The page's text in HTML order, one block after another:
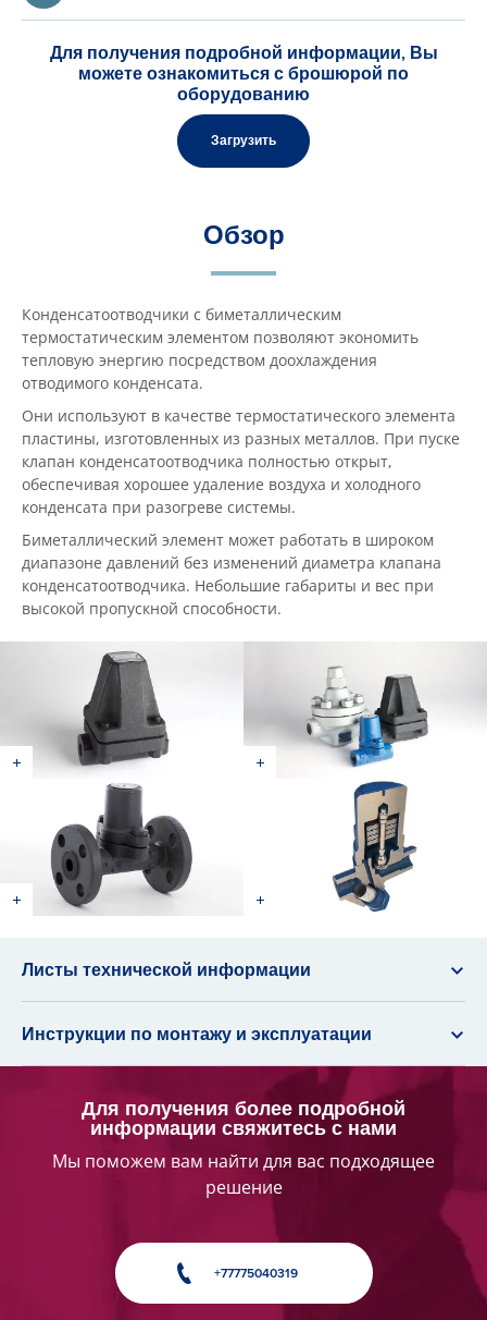
Для получения подробной информации, Вы
можете ознакомиться с брошюрой по
оборудованию
Загрузить
Обзор
Конденсатоотводчики с биметаллическим
термостатическим элементом позволяют экономить
тепловую энергию посредством доохлаждения
отводимого конденсата.
Они используют в качестве термостатического элемента
пластины, изготовленных из разных металлов. При пуске
клапан конденсатоотводчика полностью открыт,
обеспечивая хорошее удаление воздуха и холодного
конденсата при разогреве системы.
Биметаллический элемент может работать в широком
диапазоне давлений без изменений диаметра клапана
конденсатоотводчика. Небольшие габариты и вес при
высокой пропускной способности.
Листы технической информации
Инструкции по монтажу и эксплуатации
Для получения более подробной
информации свяжитесь с нами
Мы поможем вам найти для вас подходящее
решение
+77775040319